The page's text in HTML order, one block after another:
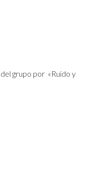
grupo por «Ruido y